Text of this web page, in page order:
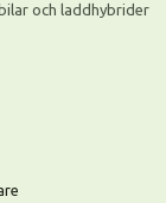
och laddhybrider